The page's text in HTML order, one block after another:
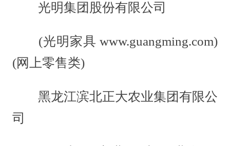
光明集团股份有限公司
(光明家具 www.guangming.com)
(网上零售类)
黑龙江滨北正大农业集团有限公
司